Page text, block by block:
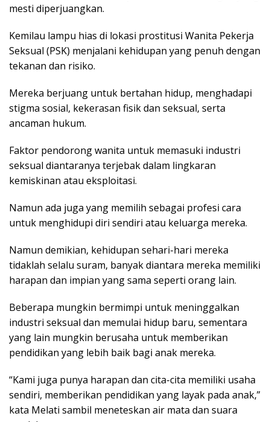
mesti diperjuangkan.
Kemilau lampu hias di lokasi prostitusi Wanita Pekerja
Seksual (PSK) menjalani kehidupan yang penuh dengan
tekanan dan risiko.
Mereka berjuang untuk bertahan hidup, menghadapi
stigma sosial, kekerasan fisik dan seksual, serta
ancaman hukum.
Faktor pendorong wanita untuk memasuki industri
seksual diantaranya terjebak dalam lingkaran
kemiskinan atau eksploitasi.
Namun ada juga yang memilih sebagai profesi cara
untuk menghidupi diri sendiri atau keluarga mereka.
Namun demikian, kehidupan sehari-hari mereka
tidaklah selalu suram, banyak diantara mereka memiliki
harapan dan impian yang sama seperti orang lain.
Beberapa mungkin bermimpi untuk meninggalkan
industri seksual dan memulai hidup baru, sementara
yang lain mungkin berusaha untuk memberikan
pendidikan yang lebih baik bagi anak mereka.
“Kami juga punya harapan dan cita-cita memiliki usaha
sendiri, memberikan pendidikan yang layak pada anak,”
kata Melati sambil meneteskan air mata dan suara